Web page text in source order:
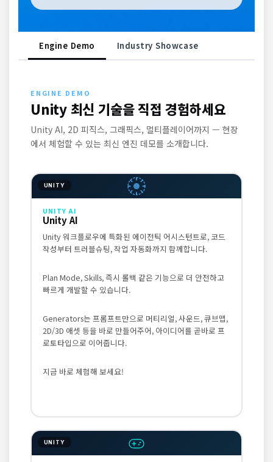
Engine Demo Industry Showcase
ENGINE DEMO
Unity 최신 기술을 직접 경험하세요
Unity AI, 2D 피직스, 그래픽스, 멀티플레이어까지 — 현장
에서 체험할 수 있는 최신 엔진 데모를 소개합니다.
UNITY
UNITY AI
Unity AI
Unity 워크플로우에 특화된 에이전틱 어시스턴트로, 코드
작성부터 트러블슈팅, 작업 자동화까지 함께합니다.
Plan Mode, Skills, 즉시 롤백 같은 기능으로 더 안전하고
빠르게 개발할 수 있습니다.
Generators는 프롬프트만으로 머티리얼, 사운드, 큐브맵,
2D/3D 애셋 등을 바로 만들어주어, 아이디어를 곧바로 프
로토타입으로 이어줍니다.
지금 바로 체험해 보세요!
UNITY